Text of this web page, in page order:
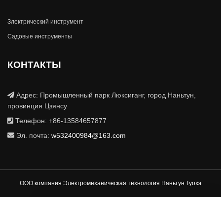
Злектрический инструмент
Садовые инструменты
КОНТАКТЫ
Адрес: Промышленный парк Люксиганг, город Наньтун,
провинция Цзянсу
Телефон: +86-13584657877
Эл. почта: w532400984@163.com
ООО компания Электромеханическая технология Наньтун Туохэ